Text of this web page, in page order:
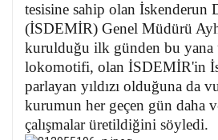
tesisine sahip olan İskenderun
(İSDEMİR) Genel Müdürü
kurulduğu ilk günden bu yana
lokomotifi, olan İSDEMİR'in
parlayan yıldızı olduğuna da
kurumun her geçen gün daha
çalışmalar üretildiğini söyledi.